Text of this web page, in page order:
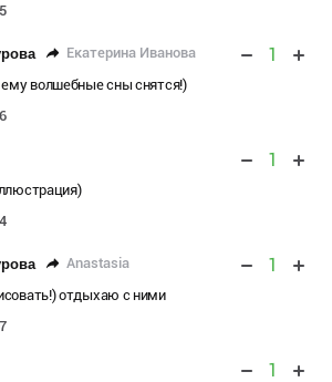
Екатерина Иванова 1
волшебные сны снятся!)
1
Аnastasia 1
отдыхаю с ними
1